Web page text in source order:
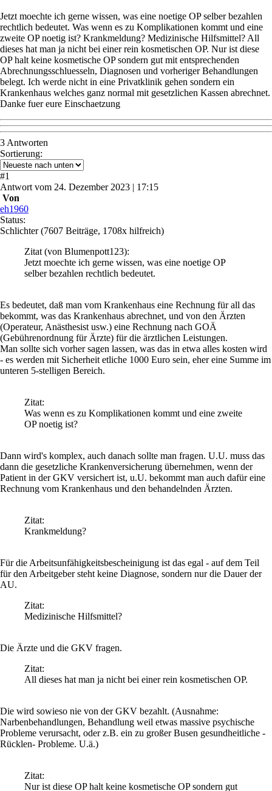
Jetzt moechte ich gerne wissen, was eine noetige OP selber bezahlen
rechtlich bedeutet. Was wenn es zu Komplikationen kommt und eine
zweite OP noetig ist? Krankmeldung? Medizinische Hilfsmittel? All
dieses hat man ja nicht bei einer rein kosmetischen OP. Nur ist diese
OP halt keine kosmetische OP sondern gut mit entsprechenden
Abrechnungsschluesseln, Diagnosen und vorheriger Behandlungen
belegt. Ich werde nicht in eine Privatklinik gehen sondern ein
Krankenhaus welches ganz normal mit gesetzlichen Kassen abrechnet.
Danke fuer eure Einschaetzung
3 Antworten
Sortierung:
#1
Antwort vom 24. Dezember 2023 | 17:15
Von
eh1960
Status:
Schlichter (7607 Beiträge, 1708x hilfreich)
Zitat (von Blumenpott123):
Jetzt moechte ich gerne wissen, was eine noetige OP
selber bezahlen rechtlich bedeutet.
Es bedeutet, daß man vom Krankenhaus eine Rechnung für all das
bekommt, was das Krankenhaus abrechnet, und von den Ärzten
(Operateur, Anästhesist usw.) eine Rechnung nach GOÄ
(Gebührenordnung für Ärzte) für die ärztlichen Leistungen.
Man sollte sich vorher sagen lassen, was das in etwa alles kosten wird
- es werden mit Sicherheit etliche 1000 Euro sein, eher eine Summe im
unteren 5-stelligen Bereich.
Zitat:
Was wenn es zu Komplikationen kommt und eine zweite
OP noetig ist?
Dann wird's komplex, auch danach sollte man fragen. U.U. muss das
dann die gesetzliche Krankenversicherung übernehmen, wenn der
Patient in der GKV versichert ist, u.U. bekommt man auch dafür eine
Rechnung vom Krankenhaus und den behandelnden Ärzten.
Zitat:
Krankmeldung?
Für die Arbeitsunfähigkeitsbescheinigung ist das egal - auf dem Teil
für den Arbeitgeber steht keine Diagnose, sondern nur die Dauer der
AU.
Zitat:
Medizinische Hilfsmittel?
Die Ärzte und die GKV fragen.
Zitat:
All dieses hat man ja nicht bei einer rein kosmetischen OP.
Die wird sowieso nie von der GKV bezahlt. (Ausnahme:
Narbenbehandlungen, Behandlung weil etwas massive psychische
Probleme verursacht, oder z.B. ein zu großer Busen gesundheitliche -
Rücklen- Probleme. U.ä.)
Zitat:
Nur ist diese OP halt keine kosmetische OP sondern gut